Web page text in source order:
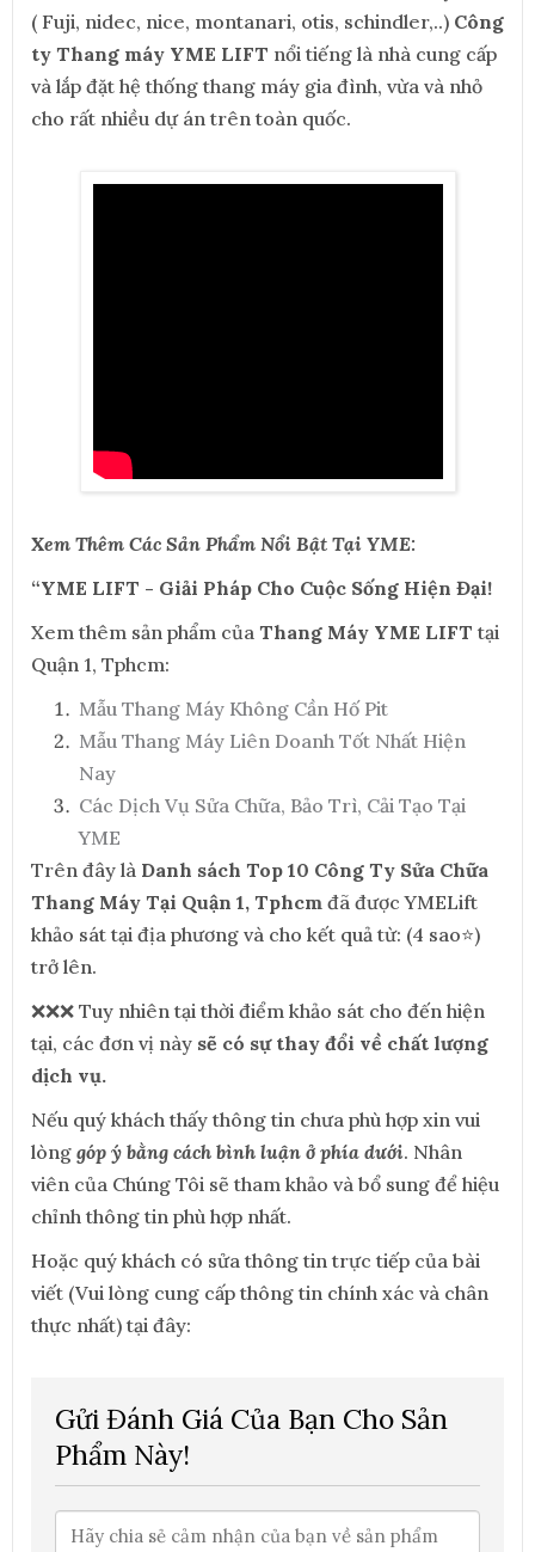
( Fuji, nidec, nice, montanari, otis, schindler,..) Công
ty Thang máy YME LIFT nổi tiếng là nhà cung cấp
và lắp đặt hệ thống thang máy gia đình, vừa và nhỏ
cho rất nhiều dự án trên toàn quốc.
Xem Thêm Các Sản Phẩm Nổi Bật Tại YME:
“YME LIFT - Giải Pháp Cho Cuộc Sống Hiện Đại!
Xem thêm sản phẩm của Thang Máy YME LIFT tại
Quận 1, Tphcm:
Mẫu Thang Máy Không Cần Hố Pit
Mẫu Thang Máy Liên Doanh Tốt Nhất Hiện
Nay
Các Dịch Vụ Sửa Chữa, Bảo Trì, Cải Tạo Tại
YME
Trên đây là Danh sách Top 10 Công Ty Sửa Chữa
Thang Máy Tại Quận 1, Tphcm đã được YMELift
khảo sát tại địa phương và cho kết quả từ: (4 sao⭐)
trở lên.
❌❌❌ Tuy nhiên tại thời điểm khảo sát cho đến hiện
tại, các đơn vị này sẽ có sự thay đổi về chất lượng
dịch vụ.
Nếu quý khách thấy thông tin chưa phù hợp xin vui
lòng góp ý bằng cách bình luận ở phía dưới. Nhân
viên của Chúng Tôi sẽ tham khảo và bổ sung để hiệu
chỉnh thông tin phù hợp nhất.
Hoặc quý khách có sửa thông tin trực tiếp của bài
viết (Vui lòng cung cấp thông tin chính xác và chân
thực nhất) tại đây:
Gửi Đánh Giá Của Bạn Cho Sản
Phẩm Này!